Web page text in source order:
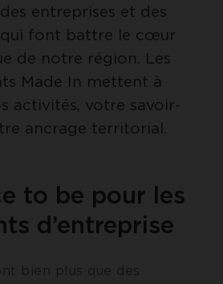
entreprises et des
font battre le cœur
de notre région. Les
Made In mettent à
activités, votre savoir-
ancrage territorial.
to be pour les
d’entreprise
bien plus que des